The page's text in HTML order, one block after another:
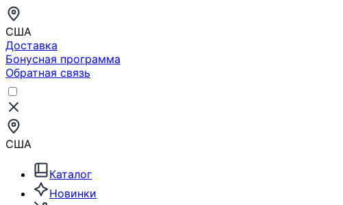
США
Доставка
Бонусная программа
Обратная связь
США
Каталог
Новинки